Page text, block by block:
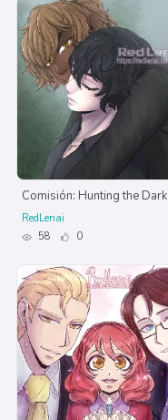
Comisión: Hunting the Dark
RedLenai
58
0